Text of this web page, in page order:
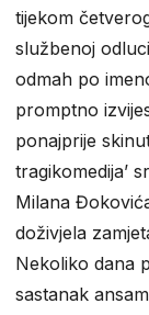
tijekom
službenoj
odmah po
promptno
ponajprije
tragikomedija’
Milana
doživjela
Nekoliko dana
sastanak